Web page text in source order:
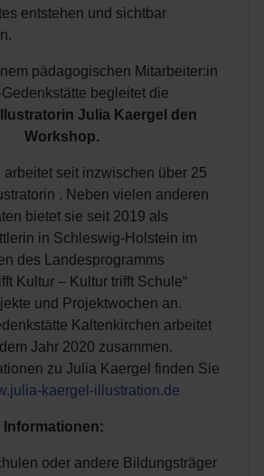
entstehen und sichtbar
pädagogischen Mitarbeiter:in
begleitet die
Julia Kaergel den
Workshop.
seit inzwischen über 25
. Neben vielen anderen
bietet sie seit 2019 als
in Schleswig-Holstein im
des Landesprogramms
Kultur – Kultur trifft Schule“
und Projektwochen an.
Kaltenkirchen arbeitet
Jahr 2020 zusammen.
zu Julia Kaergel finden Sie
kaergel-illustration.de
oder andere Bildungsträger